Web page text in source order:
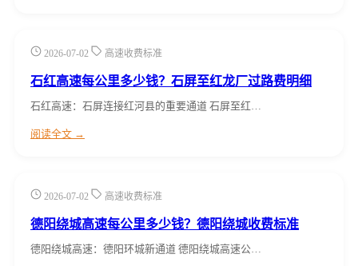
2026-07-02 高速收费标准
石红高速每公里多少钱？石屏至红龙厂过路费明细
石红高速：石屏连接红河县的重要通道 石屏至红…
阅读全文 →
2026-07-02 高速收费标准
德阳绕城高速每公里多少钱？德阳绕城收费标准
德阳绕城高速：德阳环城新通道 德阳绕城高速公…